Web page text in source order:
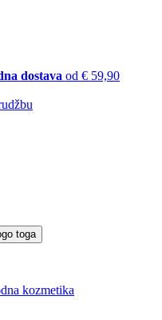
dostava od € 59,90
kozmetika